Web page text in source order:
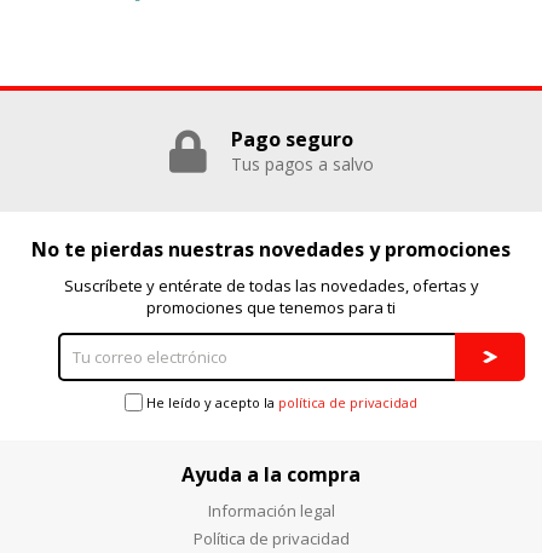
Pago seguro
Tus pagos a salvo
No te pierdas nuestras novedades y promociones
Suscríbete y entérate de todas las novedades, ofertas y
promociones que tenemos para ti
He leído y acepto la política de privacidad
Ayuda a la compra
Información legal
Política de privacidad